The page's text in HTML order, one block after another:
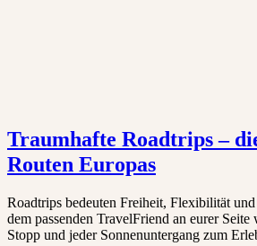
Traumhafte Roadtrips –
Routen Europas
Roadtrips bedeuten Freiheit, Flexibilität
dem passenden TravelFriend an eurer
Stopp und jeder Sonnenuntergang zum